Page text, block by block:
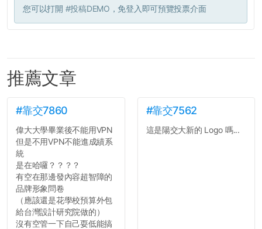
您可以打開 #投稿DEMO ，免登入即可預覽投票介面
推薦文章
#靠交7860
偉大大學畢業後不能用VPN
但是不用VPN不能進成績系
統
是在哈囉？？？？
有空在那邊發內容超智障的
品牌形象問卷
（應該還是花學校預算外包
給台灣設計研究院做的）
沒有空管一下自己耍低能搞
#靠交7562
這是陽交大新的 Logo 嗎...